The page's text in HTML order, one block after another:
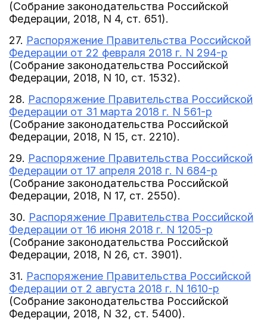
(Собрание законодательства Российской
Федерации, 2018, N 4, ст. 651).
27. Распоряжение Правительства Российской
Федерации от 22 февраля 2018 г. N 294-р
(Собрание законодательства Российской
Федерации, 2018, N 10, ст. 1532).
28. Распоряжение Правительства Российской
Федерации от 31 марта 2018 г. N 561-р
(Собрание законодательства Российской
Федерации, 2018, N 15, ст. 2210).
29. Распоряжение Правительства Российской
Федерации от 17 апреля 2018 г. N 684-р
(Собрание законодательства Российской
Федерации, 2018, N 17, ст. 2550).
30. Распоряжение Правительства Российской
Федерации от 16 июня 2018 г. N 1205-р
(Собрание законодательства Российской
Федерации, 2018, N 26, ст. 3901).
31. Распоряжение Правительства Российской
Федерации от 2 августа 2018 г. N 1610-р
(Собрание законодательства Российской
Федерации, 2018, N 32, ст. 5400).